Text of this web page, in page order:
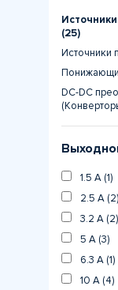
(25)
Источники
DC-DC
1.5 A (1)
2.5 A (2)
3.2 A (2)
5 A (3)
6.3 A (1)
10 A (4)